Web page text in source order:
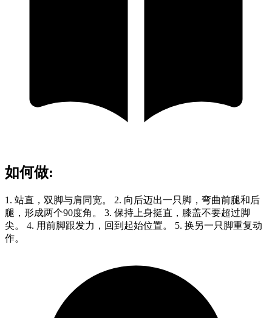
如何做:
1. 站直，双脚与肩同宽。 2. 向后迈出一只脚，弯曲前腿和后
腿，形成两个90度角。 3. 保持上身挺直，膝盖不要超过脚
尖。 4. 用前脚跟发力，回到起始位置。 5. 换另一只脚重复动
作。